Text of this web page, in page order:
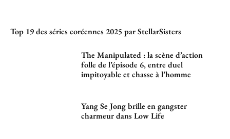
Top 19 des séries coréennes 2025 par StellarSisters
The Manipulated : la scène d’action
folle de l’épisode 6, entre duel
impitoyable et chasse à l’homme
Yang Se Jong brille en gangster
charmeur dans Low Life